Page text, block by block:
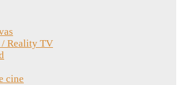
/ Reality TV
cine